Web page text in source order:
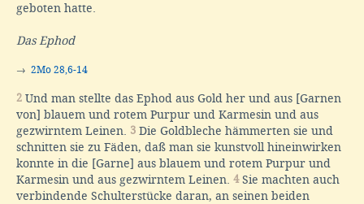
geboten hatte.
Das Ephod
→ 2Mo 28,6-14
2 Und man stellte das Ephod aus Gold her und aus [Garnen
von] blauem und rotem Purpur und Karmesin und aus
gezwirntem Leinen. 3 Die Goldbleche hämmerten sie und
schnitten sie zu Fäden, daß man sie kunstvoll hineinwirken
konnte in die [Garne] aus blauem und rotem Purpur und
Karmesin und aus gezwirntem Leinen. 4Sie machten auch
verbindende Schulterstücke daran, an seinen beiden